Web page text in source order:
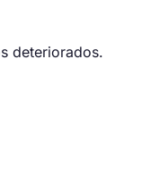
deteriorados.